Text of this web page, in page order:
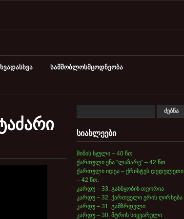
სამშობლოსმცოდნეობა
სიახლეები
მიწის სჯული – 40 წთ
ქართული ენა “ლაზარე” – 42 წთ.
ქართული იდეა – ქრისტეს დედულეთი
– 42 წთ.
კარდუ – 33. განწყობის თეორია
კარდუ – 32. ქართველი ერის ღირსება
კარდუ – 31. გამზრდელი
კარდუ – 30. მტრის სიყვარული